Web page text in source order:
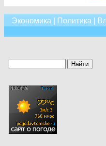
Экономика Политика